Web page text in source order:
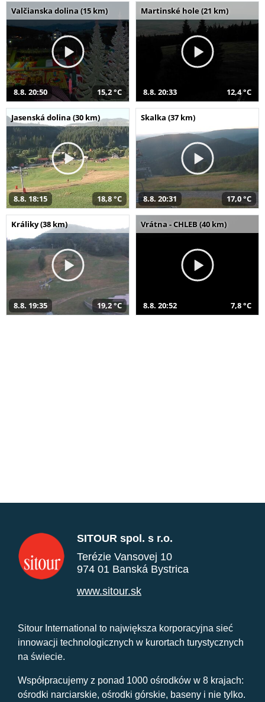
Valčianska dolina (15 km)
8.8. 20:50 15,2 °C
Martinské hole (21 km)
8.8. 20:33 12,4 °C
Jasenská dolina (30 km)
8.8. 18:15 18,8 °C
Skalka (37 km)
8.8. 20:31 17,0 °C
Králiky (38 km)
8.8. 19:35 19,2 °C
Vrátna - CHLEB (40 km)
8.8. 20:52 7,8 °C
SITOUR spol. s r.o.
Terézie Vansovej 10
974 01 Banská Bystrica
www.sitour.sk
Sitour International to największa korporacyjna sieć
innowacji technologicznych w kurortach turystycznych
na świecie.
Współpracujemy z ponad 1000 ośrodków w 8 krajach:
ośrodki narciarskie, ośrodki górskie, baseny i nie tylko.